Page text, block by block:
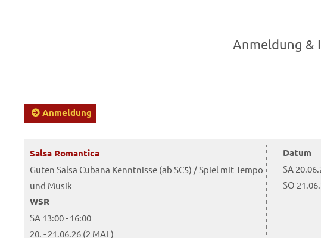
Anmeldung &
Anmeldung
Salsa Romantica
Guten Salsa Cubana Kenntnisse (ab SC5) / Spiel mit Tempo
und Musik
WSR
SA 13:00 - 16:00
20. - 21.06.26 (2 MAL)
Datum
SA
SO